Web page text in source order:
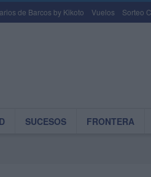
de Barcos by Kikoto Vuelos Sorteo
SUCESOS FRONTERA